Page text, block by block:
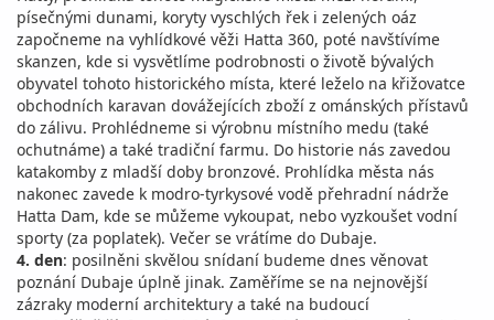
písečnými dunami, koryty vyschlých řek i zelených oáz
započneme na vyhlídkové věži Hatta 360, poté navštívíme
skanzen, kde si vysvětlíme podrobnosti o životě bývalých
obyvatel tohoto historického místa, které leželo na křižovatce
obchodních karavan dovážejících zboží z ománských přístavů
do zálivu. Prohlédneme si výrobnu místního medu (také
ochutnáme) a také tradiční farmu. Do historie nás zavedou
katakomby z mladší doby bronzové. Prohlídka města nás
nakonec zavede k modro-tyrkysové vodě přehradní nádrže
Hatta Dam, kde se můžeme vykoupat, nebo vyzkoušet vodní
sporty (za poplatek). Večer se vrátíme do Dubaje.
4. den: posilněni skvělou snídaní budeme dnes věnovat
poznání Dubaje úplně jinak. Zaměříme se na nejnovější
zázraky moderní architektury a také na budoucí